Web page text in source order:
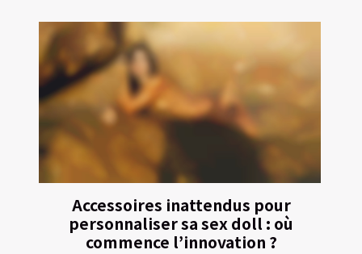
Accessoires inattendus pour
personnaliser sa sex doll : où
commence l’innovation ?